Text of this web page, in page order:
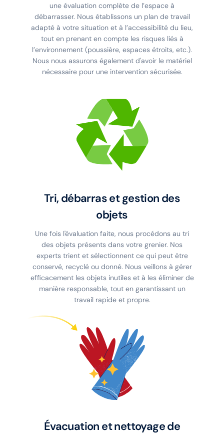
une évaluation complète de l’espace à
débarrasser. Nous établissons un plan de travail
adapté à votre situation et à l’accessibilité du lieu,
tout en prenant en compte les risques liés à
l’environnement (poussière, espaces étroits, etc.).
Nous nous assurons également d'avoir le matériel
nécessaire pour une intervention sécurisée.
Tri, débarras et gestion des
objets
Une fois l'évaluation faite, nous procédons au tri
des objets présents dans votre grenier. Nos
experts trient et sélectionnent ce qui peut être
conservé, recyclé ou donné. Nous veillons à gérer
efficacement les objets inutiles et à les éliminer de
manière responsable, tout en garantissant un
travail rapide et propre.
Évacuation et nettoyage de